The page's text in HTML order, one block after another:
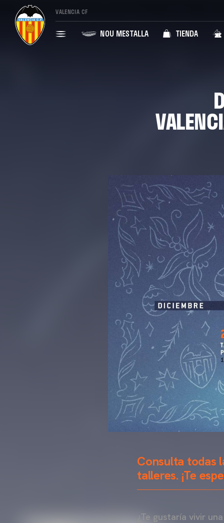
VALENCIA CF
NOU MESTALLA TIENDA
Consulta todas
talleres. ¡Te
¿Te gustaría vivir